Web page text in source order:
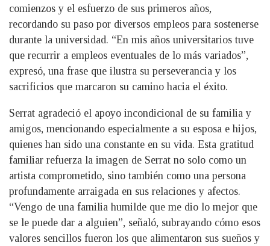
comienzos y el esfuerzo de sus primeros años,
recordando su paso por diversos empleos para sostenerse
durante la universidad. “En mis años universitarios tuve
que recurrir a empleos eventuales de lo más variados”,
expresó, una frase que ilustra su perseverancia y los
sacrificios que marcaron su camino hacia el éxito.
Serrat agradeció el apoyo incondicional de su familia y
amigos, mencionando especialmente a su esposa e hijos,
quienes han sido una constante en su vida. Esta gratitud
familiar refuerza la imagen de Serrat no solo como un
artista comprometido, sino también como una persona
profundamente arraigada en sus relaciones y afectos.
“Vengo de una familia humilde que me dio lo mejor que
se le puede dar a alguien”, señaló, subrayando cómo esos
valores sencillos fueron los que alimentaron sus sueños y